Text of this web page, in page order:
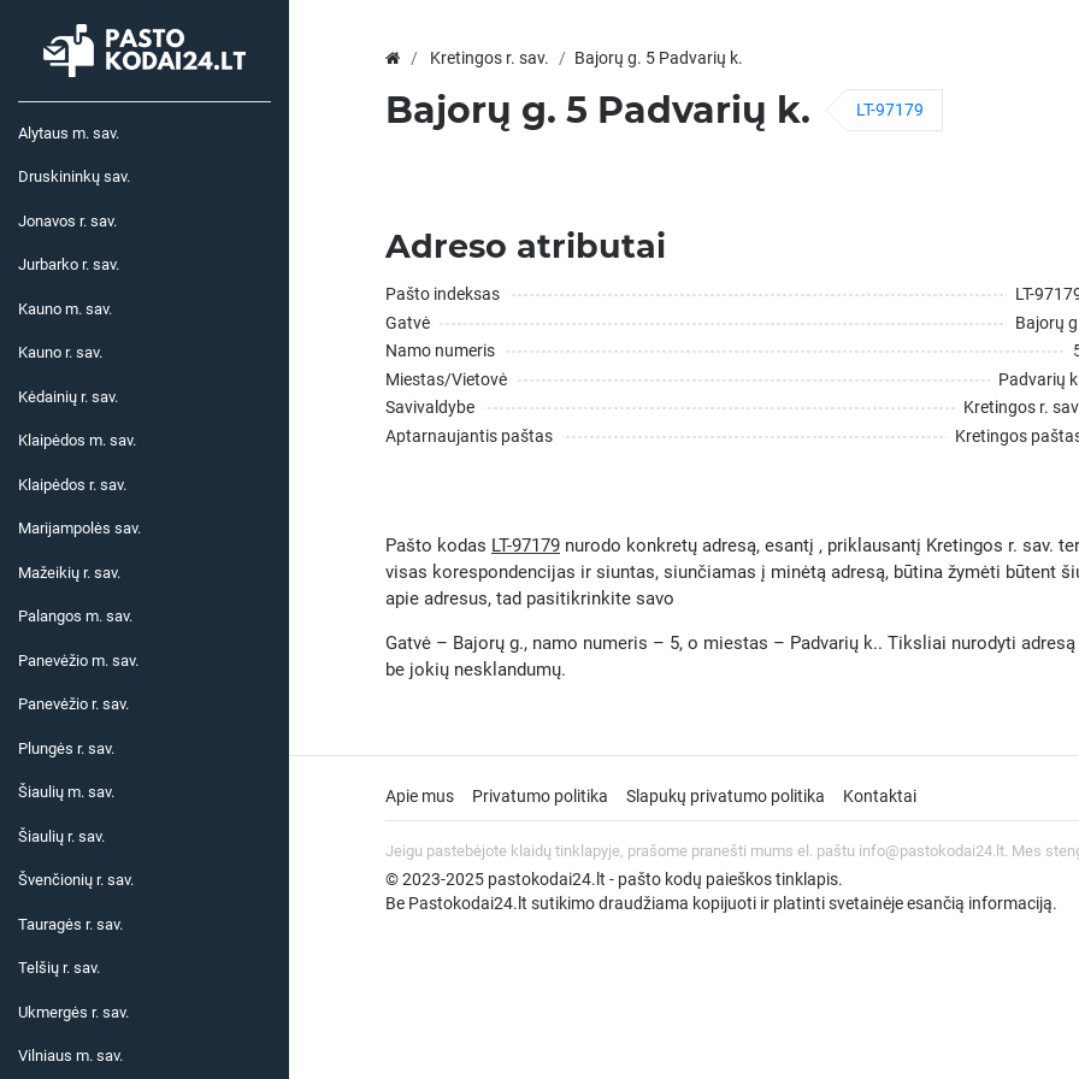
Alytaus m. sav.
Druskininkų sav.
Jonavos r. sav.
Jurbarko r. sav.
Kauno m. sav.
Kauno r. sav.
Kėdainių r. sav.
Klaipėdos m. sav.
Klaipėdos r. sav.
Marijampolės sav.
Mažeikių r. sav.
Palangos m. sav.
Panevėžio m. sav.
Panevėžio r. sav.
Plungės r. sav.
Šiaulių m. sav.
Šiaulių r. sav.
Švenčionių r. sav.
Tauragės r. sav.
Telšių r. sav.
Ukmergės r. sav.
Vilniaus m. sav.
Kretingos r. sav. Bajorų g. 5 Padvarių k.
Bajorų g. 5 Padvarių k. LT-97179
Adreso atributai
Pašto indeksas
LT-
Gatvė
Bajorų
Namo numeris
Miestas/Vietovė
Padvarių
Savivaldybe
Kretingos r.
Aptarnaujantis paštas
Kretingos
Pašto kodas LT-97179 nurodo konkretų adresą, esantį , priklausantį Kretingos r. sav.
visas korespondencijas ir siuntas, siunčiamas į minėtą adresą, būtina žymėti būtent
apie adresus, tad pasitikrinkite savo
Gatvė – Bajorų g., namo numeris – 5, o miestas – Padvarių k.. Tiksliai nurodyti
be jokių nesklandumų.
Apie mus Privatumo politika Slapukų privatumo politika Kontaktai
Jeigu pastebėjote klaidų tinklapyje, prašome pranešti mums el. paštu info@pastokodai24.lt. Mes
© 2023-2025 pastokodai24.lt - pašto kodų paieškos tinklapis.
Be Pastokodai24.lt sutikimo draudžiama kopijuoti ir platinti svetainėje esančią informaciją.